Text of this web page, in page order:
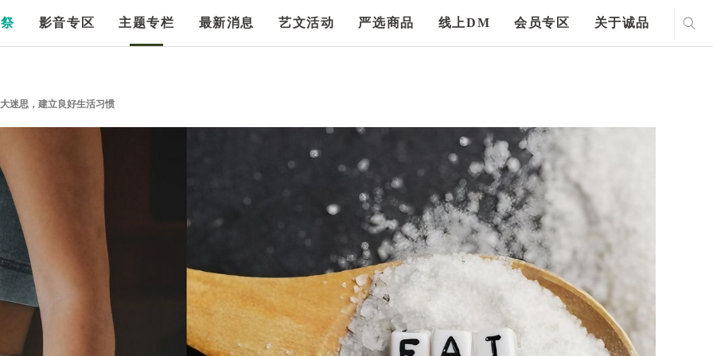
影音专区 主题专栏 最新消息 艺文活动 严选商品 线上DM 会员专区 关于诚品
迷思，建立良好生活习惯